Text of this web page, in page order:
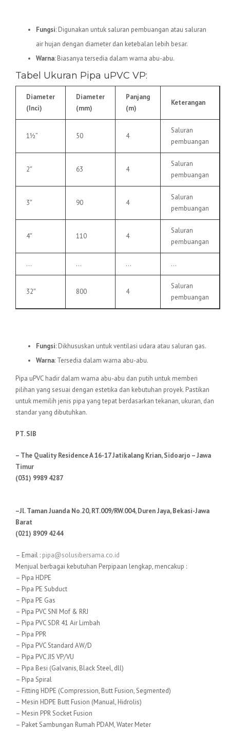
Fungsi: Digunakan untuk saluran pembuangan atau saluran
air hujan dengan diameter dan ketebalan lebih besar.
Warna: Biasanya tersedia dalam warna abu-abu.
Tabel Ukuran Pipa uPVC VP:
Diameter
(Inci)
Diameter
(mm)
Panjang
(m)
Keterangan
1½” 50 4
Saluran
pembuangan
2″ 63 4
Saluran
pembuangan
3″ 90 4
Saluran
pembuangan
4″ 110 4
Saluran
pembuangan
… … … …
32″ 800 4
Saluran
pembuangan
Fungsi: Dikhususkan untuk ventilasi udara atau saluran gas.
Warna: Tersedia dalam warna abu-abu.
Pipa uPVC hadir dalam warna abu-abu dan putih untuk memberi
pilihan yang sesuai dengan estetika dan kebutuhan proyek. Pastikan
untuk memilih jenis pipa yang tepat berdasarkan tekanan, ukuran, dan
standar yang dibutuhkan.
PT. SIB
– The Quality Residence A 16-17 Jatikalang Krian, Sidoarjo – Jawa
Timur
(031) 9989 4287
–Jl. Taman Juanda No.20, RT.009/RW.004, Duren Jaya, Bekasi-Jawa
Barat
(021) 8909 4244
– Email : pipa@solusibersama.co.id
Menjual berbagai kebutuhan Perpipaan lengkap, mencakup :
– Pipa HDPE
– Pipa PE Subduct
– Pipa PE Gas
– Pipa PVC SNI Mof & RRJ
– Pipa PVC SDR 41 Air Limbah
– Pipa PPR
– Pipa PVC Standard AW/D
– Pipa PVC JIS VP/VU
– Pipa Besi (Galvanis, Black Steel, dll)
– Pipa Spiral
– Fitting HDPE (Compression, Butt Fusion, Segmented)
– Mesin HDPE Butt Fusion (Manual, Hidrolis)
– Mesin PPR Socket Fusion
– Paket Sambungan Rumah PDAM, Water Meter